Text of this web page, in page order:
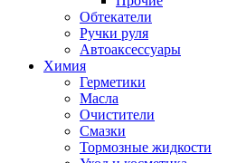
Обтекатели
Ручки руля
Автоаксессуары
Химия
Герметики
Масла
Очистители
Смазки
Тормозные жидкости